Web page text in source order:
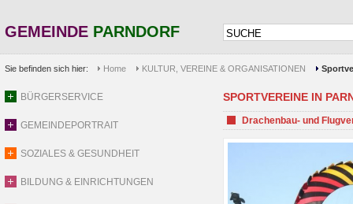
GEMEINDE PARNDORF
Sie befinden sich hier: Home KULTUR, VEREINE & ORGANISATIONEN
BÜRGERSERVICE
GEMEINDEPORTRAIT
SOZIALES & GESUNDHEIT
BILDUNG & EINRICHTUNGEN
SPORTVEREINE IN
Drachenbau- und